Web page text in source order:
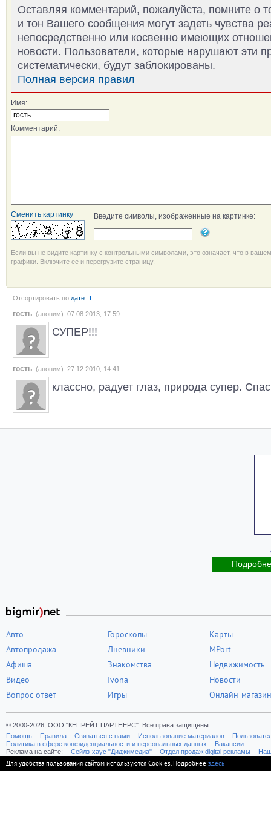
Оставляя комментарий, пожалуйста, помните о
и тон Вашего сообщения могут задеть чувства
непосредственно или косвенно имеющих
новости. Пользователи, которые нарушают эти
систематически, будут заблокированы.
Полная версия правил
Имя:
Комментарий:
Сменить картинку Введите символы, изображенные на картинке:
Если вы не видите картинку с контрольными символами, это означает, что в
графики. Включите ее и перегрузите страницу.
Отсортировать по дате
гость (аноним) 07.08.2013, 17:59
СУПЕР!!!
гость (аноним) 27.12.2010, 14:41
классно, радует глаз, природа супер.
Авто
Автопродажа
Афиша
Видео
Вопрос-ответ
Гороскопы
Дневники
Знакомства
Ivona
Игры
Карты
MPort
Недвижимость
Новости
Онлайн-магазин
© 2000-2026, ООО "КЕПРЕЙТ ПАРТНЕРС". Все права защищены.
Помощь
Правила Связаться с нами Использование материалов
Политика в сфере конфиденциальности и персональных данных
Вакансии
Реклама на сайте:
Cейлз-хаус "Диджимедиа" Отдел продаж digital рекламы
Для удобства пользования сайтом используются Cookies. Подробнее здесь